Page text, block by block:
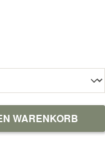
Wert
WARENKORB